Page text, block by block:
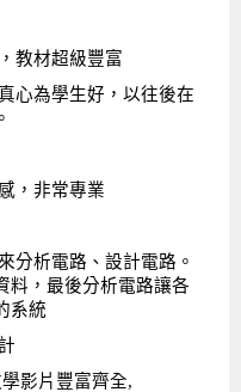
教材超級豐富
心為學生好，以往後在
，非常專業
分析電路、設計電路。
料，最後分析電路讓各
系統
影片豐富齊全,